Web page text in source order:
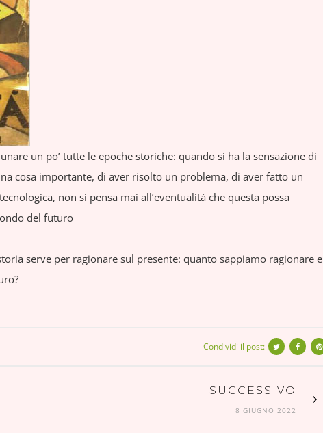
un po’ tutte le epoche storiche: quando si ha la sensazione di
cosa importante, di aver risolto un problema, di aver fatto un
non si pensa mai all’eventualità che questa possa
del futuro
serve per ragionare sul presente: quanto sappiamo ragionare e
Condividi il post:
SUCCESSIVO
8 GIUGNO 2022